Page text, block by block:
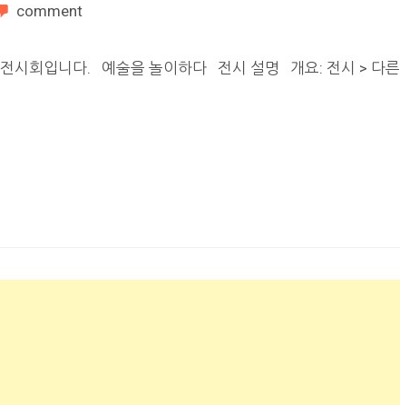
comment
시회입니다. 예술을 놀이하다 전시 설명 개요: 전시 > 다른